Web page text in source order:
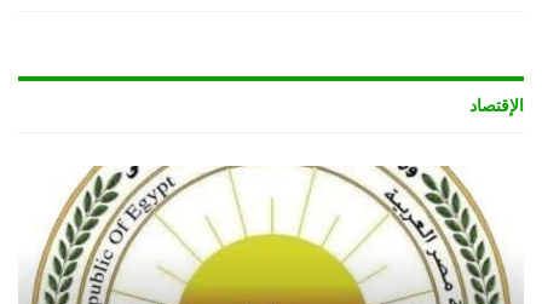
الإقتصاد